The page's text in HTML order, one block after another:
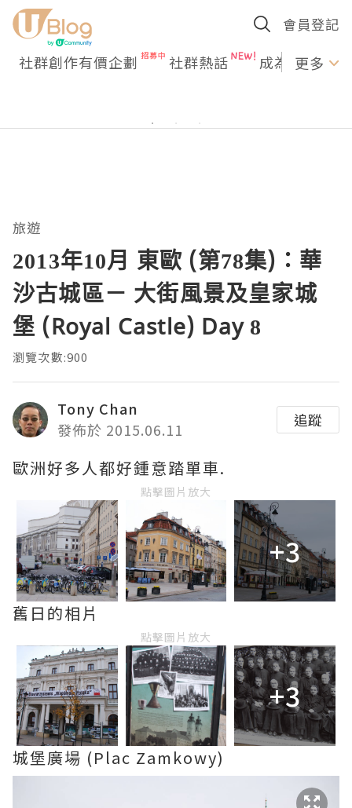
會員登記
社群創作有價企劃 社群熱話 成為U更多
旅遊
2013年10月 東歐 (第78集)：華
沙古城區－ 大街風景及皇家城
堡 (Royal Castle) Day 8
瀏覽次數:900
Tony Chan
發佈於 2015.06.11
追蹤
歐洲好多人都好鍾意踏單車.
點擊圖片放大
+3
舊日的相片
點擊圖片放大
+3
城堡廣場 (Plac Zamkowy)